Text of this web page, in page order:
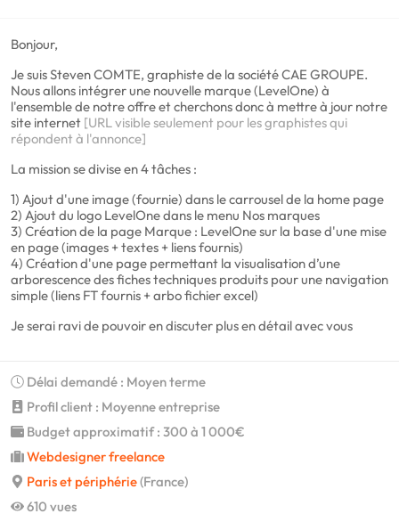
Bonjour,
Je suis Steven COMTE, graphiste de la société CAE GROUPE.
Nous allons intégrer une nouvelle marque (LevelOne) à
l'ensemble de notre offre et cherchons donc à mettre à jour notre
site internet [URL visible seulement pour les graphistes qui
répondent à l'annonce]
La mission se divise en 4 tâches :
1) Ajout d'une image (fournie) dans le carrousel de la home page
2) Ajout du logo LevelOne dans le menu Nos marques
3) Création de la page Marque : LevelOne sur la base d'une mise
en page (images + textes + liens fournis)
4) Création d'une page permettant la visualisation d’une
arborescence des fiches techniques produits pour une navigation
simple (liens FT fournis + arbo fichier excel)
Je serai ravi de pouvoir en discuter plus en détail avec vous
Délai demandé : Moyen terme
Profil client : Moyenne entreprise
Budget approximatif : 300 à 1 000€
Webdesigner freelance
Paris et périphérie(France)
610 vues